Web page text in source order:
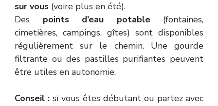
sur vous (voire plus en été).
Des points d’eau potable(fontaines,
cimetières, campings, gîtes) sont disponibles
régulièrement sur le chemin. Une gourde
filtrante ou des pastilles purifiantes peuvent
être utiles en autonomie.
Conseil : si vous êtes débutant ou partez avec